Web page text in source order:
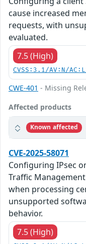
cause increased
requests, with
evaluated.
7.5 (High)
CVSS:3.1/AV:N/
CWE-401 - Missing
Affected products
Known affected
CVE-2025-58071
Configuring IPsec
Traffic
when processing
unsupported
behavior.
7.5 (High)